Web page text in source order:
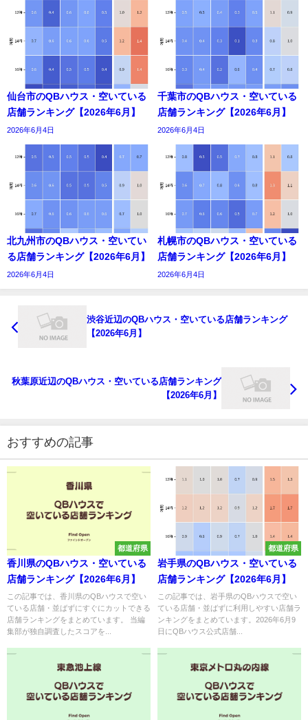
仙台市のQBハウス・空いている
店舗ランキング【2026年6月】
2026年6月4日
千葉市のQBハウス・空いている
店舗ランキング【2026年6月】
2026年6月4日
北九州市のQBハウス・空いてい
る店舗ランキング【2026年6月】
2026年6月4日
札幌市のQBハウス・空いている
店舗ランキング【2026年6月】
2026年6月4日
渋谷近辺のQBハウス・空いている店舗ランキング
【2026年6月】
秋葉原近辺のQBハウス・空いている店舗ランキング
【2026年6月】
おすすめの記事
都道府県
香川県のQBハウス・空いている
店舗ランキング【2026年6月】
この記事では、香川県のQBハウスで空い
ている店舗・並ばずにすぐにカットできる
店舗ランキングをまとめています。 当編
集部が独自調査したスコアを...
都道府県
岩手県のQBハウス・空いている
店舗ランキング【2026年6月】
この記事では、岩手県のQBハウスで空い
ている店舗・並ばずに利用しやすい店舗ラ
ンキングをまとめています。2026年6月9
日にQBハウス公式店舗...